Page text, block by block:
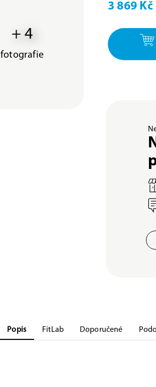
+ 4
fotografie
3 869 Kč
Popis FitLab Doporučené